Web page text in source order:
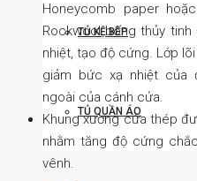
TỦ KỆ BẾP
TỦ QUẦN ÁO
Honeycomb paper
Rockwool bông thủy
nhiệt, tạo độ cứng. Lớp
giảm bức xạ nhiệt của
ngoài của cánh cửa.
Khung xương cửa thép
nhằm tăng độ cứng
vênh.